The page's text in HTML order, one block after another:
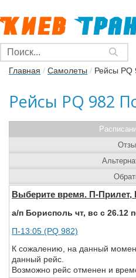
Главная / Самолеты / Рейсы
Рейсы PQ 982
Выберите время. П-
а/п Борисполь чт, вс с 26.12
П-13:05 (PQ 982)
К сожалению, на данный
данный рейс.
Возможно рейс отменен и